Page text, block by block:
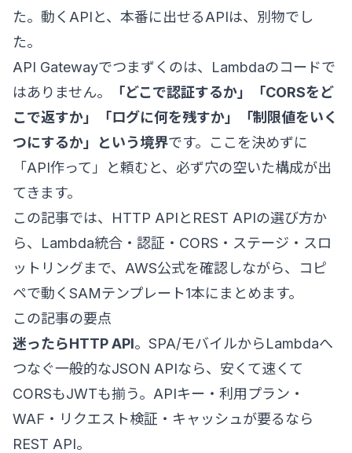
た。動くAPIと、本番に出せるAPIは、別物でし
た。
API Gatewayでつまずくのは、Lambdaのコードで
はありません。
「どこで認証するか」「CORSをど
こで返すか」「ログに何を残すか」「制限値をいく
つにするか」という境界です。ここを決めずに
「API作って」と頼むと、必ず穴の空いた構成が出
てきます。
この記事では、HTTP APIとREST APIの選び方か
ら、Lambda統合・認証・CORS・ステージ・スロ
ットリングまで、AWS公式を確認しながら、コピ
ペで動くSAMテンプレート1本にまとめます。
この記事の要点
迷ったらHTTP API。SPA/モバイルからLambdaへ
つなぐ一般的なJSON APIなら、安くて速くて
CORSもJWTも揃う。APIキー・利用プラン・
WAF・リクエスト検証・キャッシュが要るなら
REST API。